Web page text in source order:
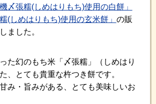
機〆張糯(しめはりもち)使用の白餅」
(しめはりもち)使用の玄米餅」 の販
ました。
た幻のもち米「〆張糯」（しめはり
、とても貴重な杵つき餅です。
み・旨みがある、とても美味しいお